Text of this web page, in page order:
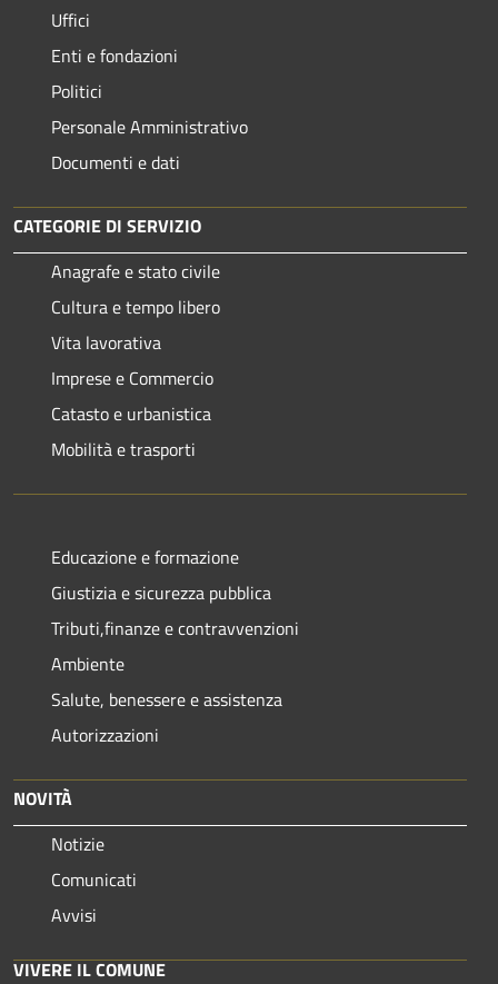
Uffici
Enti e fondazioni
Politici
Personale Amministrativo
Documenti e dati
CATEGORIE DI SERVIZIO
Anagrafe e stato civile
Cultura e tempo libero
Vita lavorativa
Imprese e Commercio
Catasto e urbanistica
Mobilità e trasporti
Educazione e formazione
Giustizia e sicurezza pubblica
Tributi,finanze e contravvenzioni
Ambiente
Salute, benessere e assistenza
Autorizzazioni
NOVITÀ
Notizie
Comunicati
Avvisi
VIVERE IL COMUNE